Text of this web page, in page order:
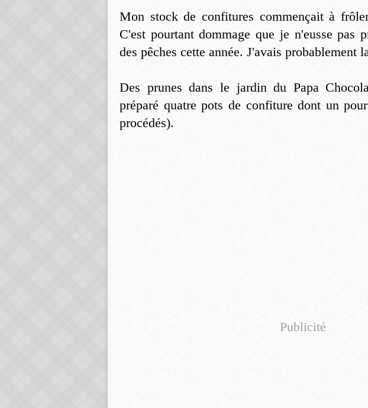
Mon stock de confitures commençait à
C'est pourtant dommage que je n'eusse pas
des pêches cette année. J'avais probablement
Des prunes dans le jardin du Papa
préparé quatre pots de confiture dont un
procédés).
Publicité